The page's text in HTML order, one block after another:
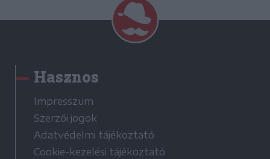
Hasznos
Impresszum
Szerzői jogok
Adatvédelmi tájékoztató
Cookie-kezelési tájékoztató